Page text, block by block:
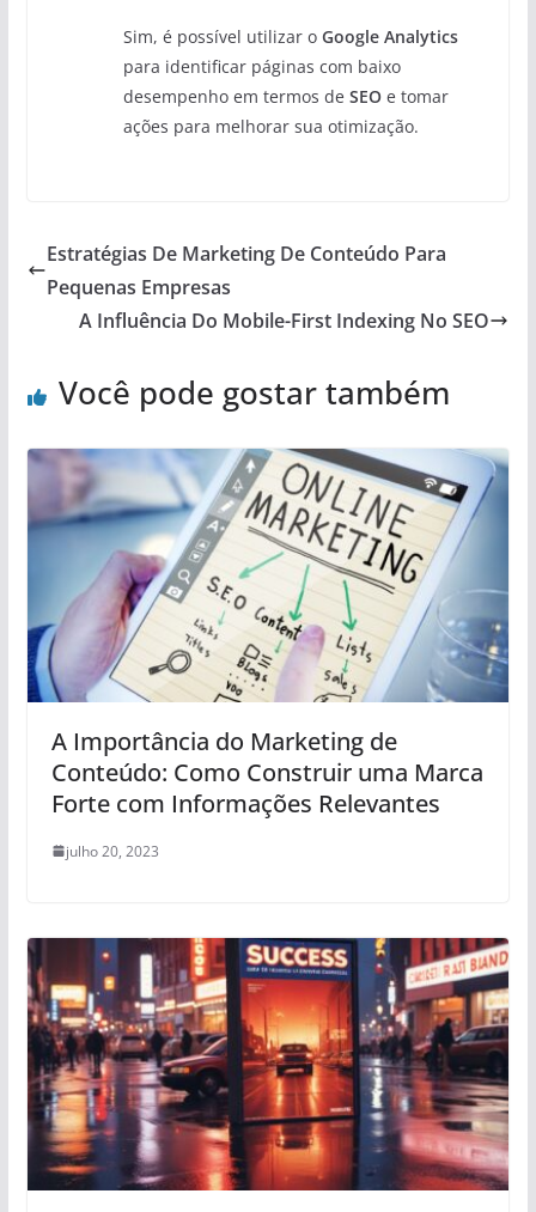
Sim, é possível utilizar o Google Analytics
para identificar páginas com baixo
desempenho em termos de SEOe tomar
ações para melhorar sua otimização.
Estratégias De Marketing De Conteúdo Para
Pequenas Empresas
A Influência Do Mobile-First Indexing No SEO
Você pode gostar também
A Importância do Marketing de
Conteúdo: Como Construir uma Marca
Forte com Informações Relevantes
julho 20, 2023